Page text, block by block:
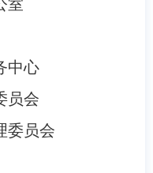
室
中心
员会
委员会